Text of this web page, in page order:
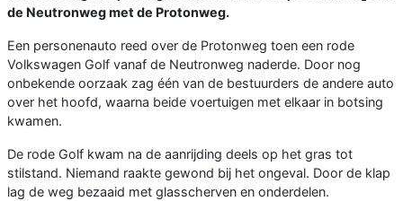
de Neutronweg met de Protonweg.
Een personenauto reed over de Protonweg toen een rode
Volkswagen Golf vanaf de Neutronweg naderde. Door nog
onbekende oorzaak zag één van de bestuurders de andere auto
over het hoofd, waarna beide voertuigen met elkaar in botsing
kwamen.
De rode Golf kwam na de aanrijding deels op het gras tot
stilstand. Niemand raakte gewond bij het ongeval. Door de klap
lag de weg bezaaid met glasscherven en onderdelen.